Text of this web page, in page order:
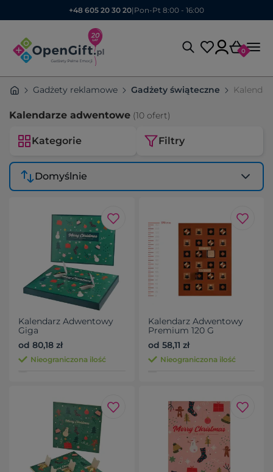
+48 605 20 30 20| Pon-Pt 8:00 - 16:00
0
Gadżety reklamowe Gadżety świąteczne
Kalendarze adwentowe (10 ofert)
Kategorie Filtry
Domyślnie
Kalendarz Adwentowy
Giga
od 80,18 zł
Nieograniczona ilość
Kalendarz Adwentowy
Premium 120 G
od 58,11 zł
Nieograniczona ilość